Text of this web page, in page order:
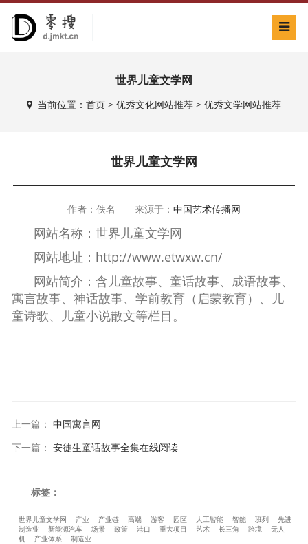
世界儿童文学网
当前位置： 首页> 优秀文化网站推荐> 优秀文学网站推荐
世界儿童文学网
作者：佚名 来源于： 中国艺术传播网
网站名称：世界儿童文学网
网站地址： http://www.etwxw.cn/
网站简介：含儿童故事、童话故事、成语故事、
寓言故事、神话故事、学前教育（启蒙教育）、儿
童诗歌、儿童小说散文等栏目。
上一篇 ：中国寓言网
下一篇 ：安徒生童话故事全集在线阅读
标签：
世界儿童文学网 产业 产业链 高端 游客 园区 人工智能 智能 班列
先进
制造业
新能源汽车 场景 政策 港口 重大项目 艺术 长三角 跨境
无人
机
产业体系 制造业